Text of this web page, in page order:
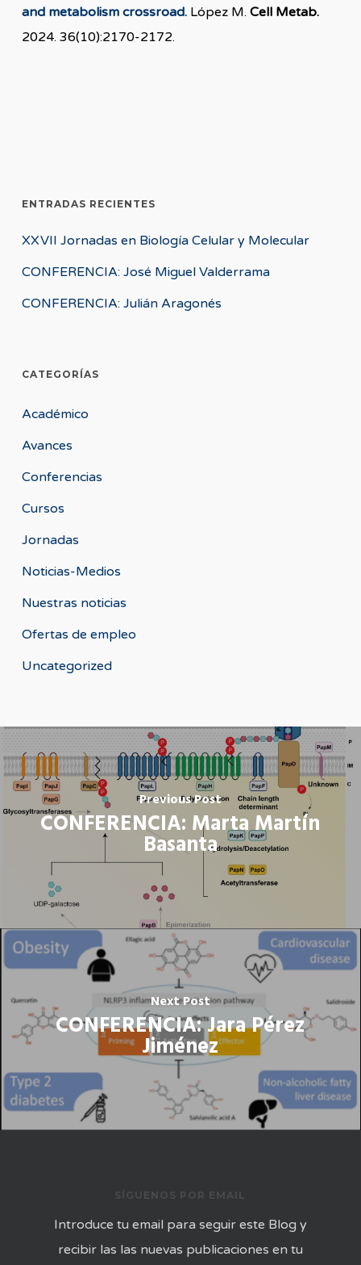
and metabolism crossroad.López M. Cell Metab.
2024. 36(10):2170-2172.
ENTRADAS RECIENTES
XXVII Jornadas en Biología Celular y Molecular
CONFERENCIA: José Miguel Valderrama
CONFERENCIA: Julián Aragonés
CATEGORÍAS
Académico
Avances
Conferencias
Cursos
Jornadas
Noticias-Medios
Nuestras noticias
Ofertas de empleo
Uncategorized
Previous Post
CONFERENCIA: Marta Martín
Basanta
Next Post
CONFERENCIA: Jara Pérez
Jiménez
SÍGUENOS POR EMAIL
Introduce tu email para seguir este Blog y
recibir las las nuevas publicaciones en tu